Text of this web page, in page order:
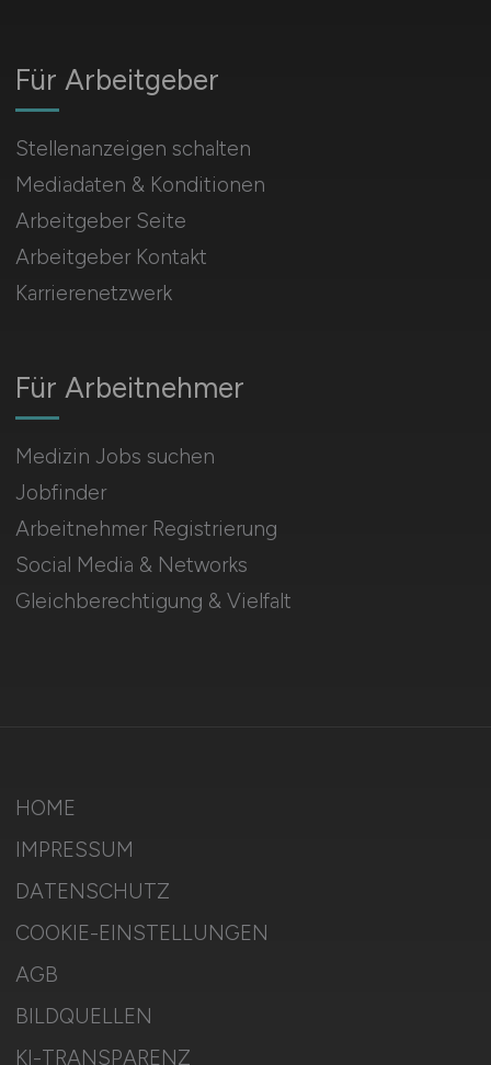
Für Arbeitnehmer
Medizin Jobs suchen
Jobfinder
Arbeitnehmer Registrierung
Social Media & Networks
Gleichberechtigung & Vielfalt
Für Arbeitgeber
Stellenanzeigen schalten
Mediadaten & Konditionen
Arbeitgeber Seite
Arbeitgeber Kontakt
Karrierenetzwerk
HOME
IMPRESSUM
DATENSCHUTZ
COOKIE-EINSTELLUNGEN
AGB
BILDQUELLEN
KI-TRANSPARENZ